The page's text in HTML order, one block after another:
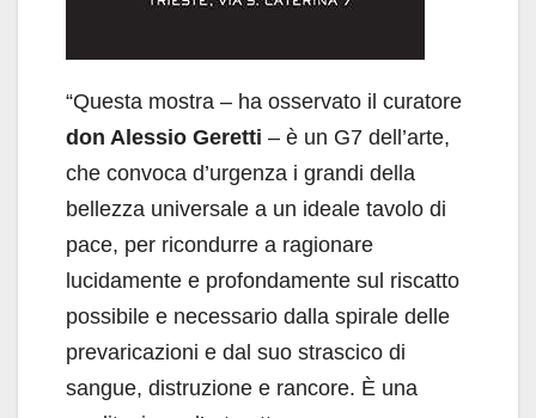
“Questa mostra – ha osservato il curatore
don Alessio Geretti – è un G7 dell’arte,
che convoca d’urgenza i grandi della
bellezza universale a un ideale tavolo di
pace, per ricondurre a ragionare
lucidamente e profondamente sul riscatto
possibile e necessario dalla spirale delle
prevaricazioni e dal suo strascico di
sangue, distruzione e rancore. È una